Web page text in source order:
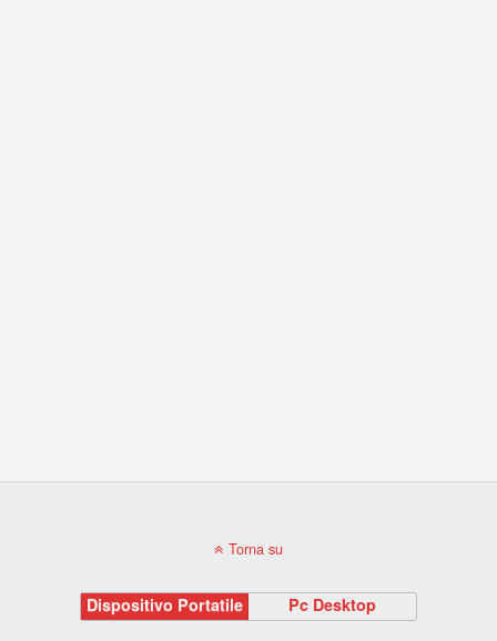
Torna su
Dispositivo Portatile Pc Desktop